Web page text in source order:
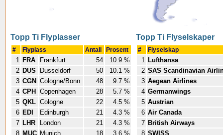
Topp Ti Flyplasser
# Flyplass Antall Prosent
1 FRA Frankfurt 54
10.9 %
2 DUS Dusseldorf 50
10.1 %
3 CGN Cologne/Bonn 48
9.7 %
4 CPH Copenhagen 28
5.7 %
5 QKL Cologne 22
4.5 %
6 EDI Edinburgh 21
4.3 %
7 LHR London 21
4.3 %
8 MUC Munich 18
3.6 %
Topp Ti Flyselskaper
# Flyselskap
1 Lufthansa
2 SAS Scandinavian
3 Aegean Airlines
4 Germanwings
5 Austrian
6 Air Canada
7 British Airways
8 SWISS